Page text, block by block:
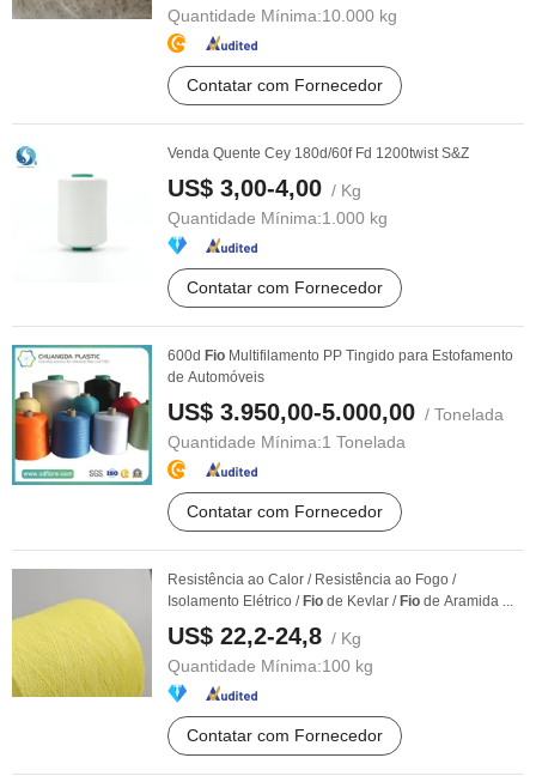
Quantidade Mínima:10.000 kg
Contatar com Fornecedor
Venda Quente Cey 180d/60f Fd 1200twist S&Z
US$ 3,00-4,00 / Kg
Quantidade Mínima:1.000 kg
Contatar com Fornecedor
600d Fio Multifilamento PP Tingido para Estofamento
de Automóveis
US$ 3.950,00-5.000,00 / Tonelada
Quantidade Mínima:1 Tonelada
Contatar com Fornecedor
Resistência ao Calor / Resistência ao Fogo /
Isolamento Elétrico / Fio de Kevlar / Fio de Aramida ...
US$ 22,2-24,8 / Kg
Quantidade Mínima:100 kg
Contatar com Fornecedor